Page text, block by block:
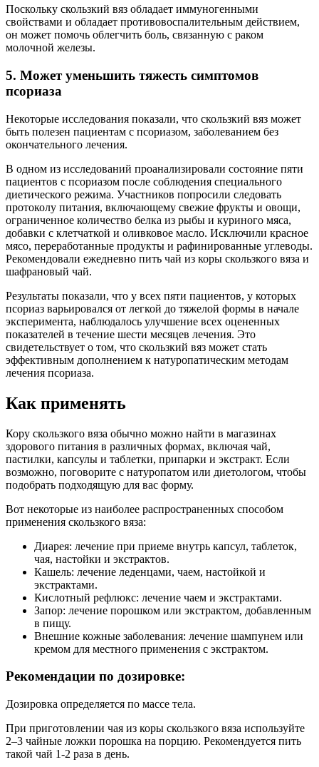
Поскольку скользкий вяз обладает иммуногенными
свойствами и обладает противовоспалительным действием,
он может помочь облегчить боль, связанную с раком
молочной железы.
5. Может уменьшить тяжесть симптомов
псориаза
Некоторые исследования показали, что скользкий вяз может
быть полезен пациентам с псориазом, заболеванием без
окончательного лечения.
В одном из исследований проанализировали состояние пяти
пациентов с псориазом после соблюдения специального
диетического режима. Участников попросили следовать
протоколу питания, включающему свежие фрукты и овощи,
ограниченное количество белка из рыбы и куриного мяса,
добавки с клетчаткой и оливковое масло. Исключили красное
мясо, переработанные продукты и рафинированные углеводы.
Рекомендовали ежедневно пить чай из коры скользкого вяза и
шафрановый чай.
Результаты показали, что у всех пяти пациентов, у которых
псориаз варьировался от легкой до тяжелой формы в начале
эксперимента, наблюдалось улучшение всех оцененных
показателей в течение шести месяцев лечения. Это
свидетельствует о том, что скользкий вяз может стать
эффективным дополнением к натуропатическим методам
лечения псориаза.
Как применять
Кору скользкого вяза обычно можно найти в магазинах
здорового питания в различных формах, включая чай,
пастилки, капсулы и таблетки, припарки и экстракт. Если
возможно, поговорите с натуропатом или диетологом, чтобы
подобрать подходящую для вас форму.
Вот некоторые из наиболее распространенных способом
применения скользкого вяза:
Диарея: лечение при приеме внутрь капсул, таблеток,
чая, настойки и экстрактов.
Кашель: лечение леденцами, чаем, настойкой и
экстрактами.
Кислотный рефлюкс: лечение чаем и экстрактами.
Запор: лечение порошком или экстрактом, добавленным
в пищу.
Внешние кожные заболевания: лечение шампунем или
кремом для местного применения с экстрактом.
Рекомендации по дозировке:
Дозировка определяется по массе тела.
При приготовлении чая из коры скользкого вяза используйте
2–3 чайные ложки порошка на порцию. Рекомендуется пить
такой чай 1-2 раза в день.